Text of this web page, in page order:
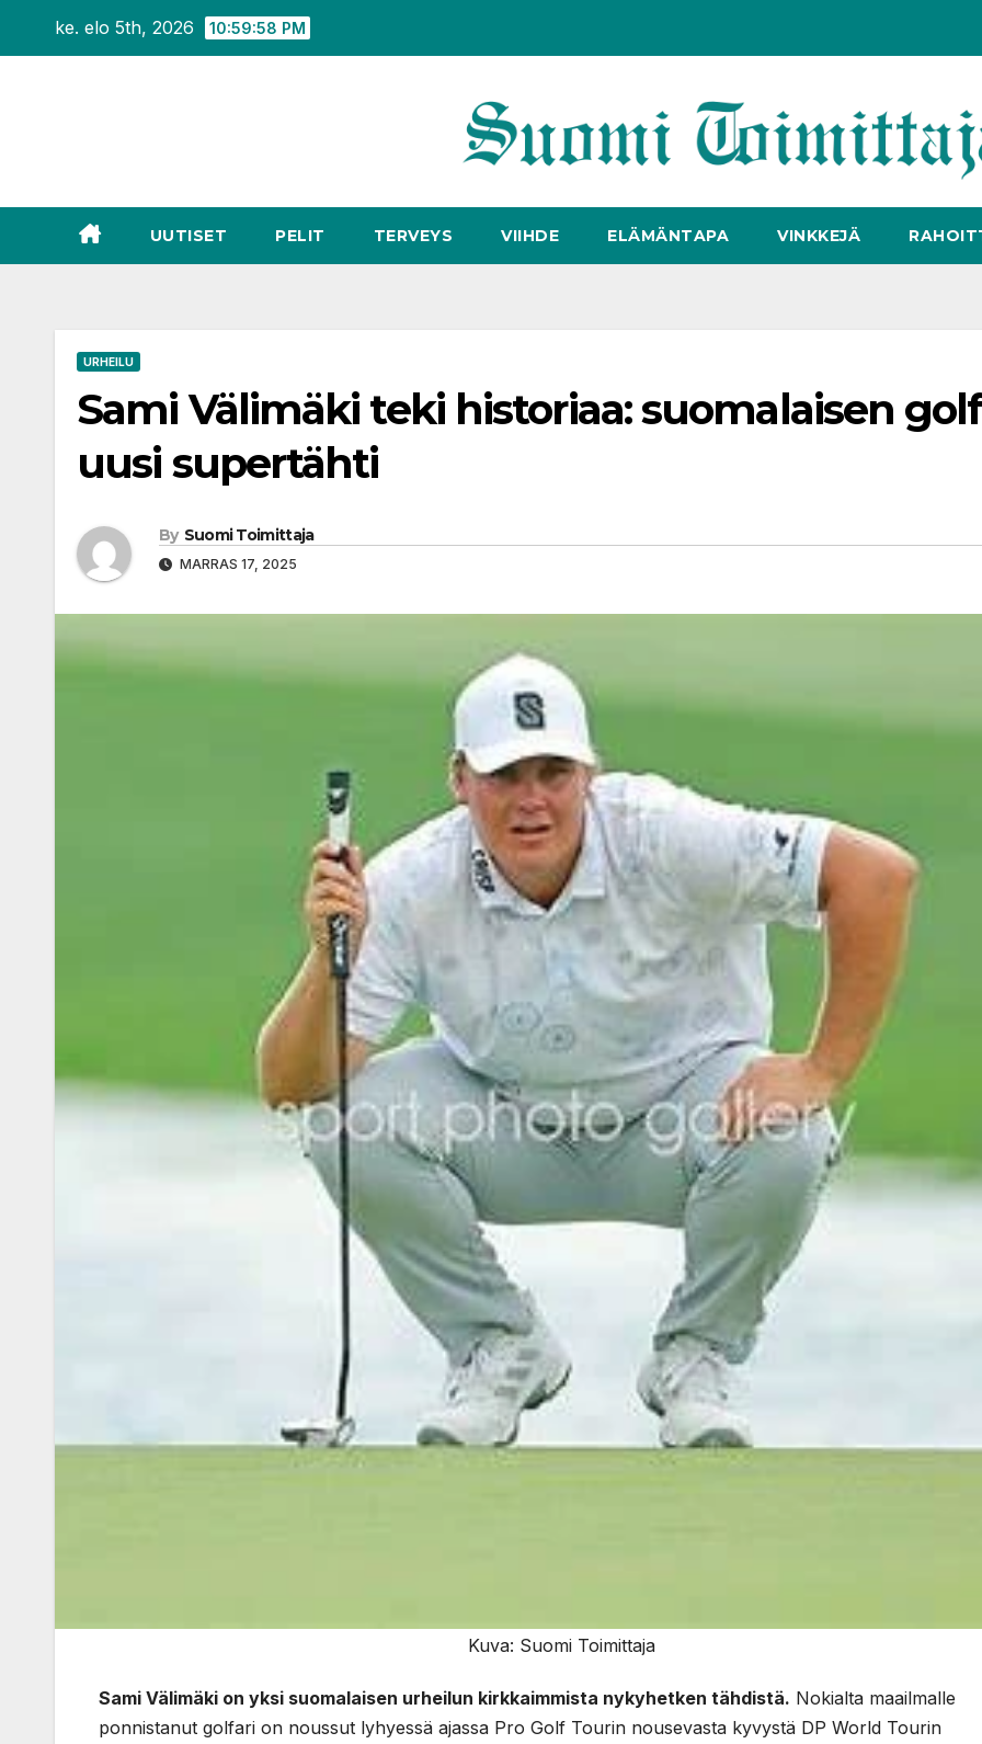
ke. elo 5th, 2026 10:59:59 PM
UUTISET PELIT TERVEYS VIIHDE ELÄMÄNTAPA VINKKEJÄ
URHEILU
Sami Välimäki teki historiaa: suomalaisen
uusi supertähti
By Suomi Toimittaja
MARRAS 17, 2025
Kuva: Suomi Toimittaja
Sami Välimäki on yksi suomalaisen urheilun kirkkaimmista nykyhetken tähdistä. Nokialta maailmalle
ponnistanut golfari on noussut lyhyessä ajassa Pro Golf Tourin nousevasta kyvystä DP World Tourin